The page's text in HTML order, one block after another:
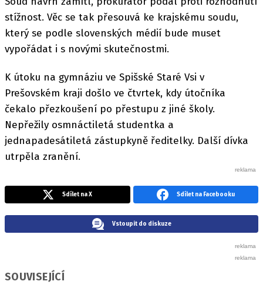
stížnost. Věc se tak přesouvá ke krajskému soudu,
který se podle slovenských médií bude muset
vypořádat i s novými skutečnostmi.
K útoku na gymnáziu ve Spišské Staré Vsi v
Prešovském kraji došlo ve čtvrtek, kdy útočníka
čekalo přezkoušení po přestupu z jiné školy.
Nepřežily osmnáctiletá studentka a
jednapadesátiletá zástupkyně ředitelky. Další dívka
utrpěla zranění.
Sdílet na X Sdílet na Facebooku
Vstoupit do diskuze
SOUVISEJÍCÍ